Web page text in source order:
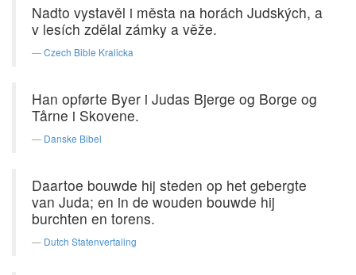
Nadto vystavěl i města na horách Judských, a
v lesích zdělal zámky a věže.
Czech Bible Kralicka
Han opførte Byer i Judas Bjerge og Borge og
Tårne i Skovene.
Danske Bibel
Daartoe bouwde hij steden op het gebergte
van Juda; en in de wouden bouwde hij
burchten en torens.
Dutch Statenvertaling